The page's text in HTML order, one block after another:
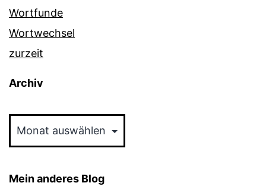
Wortfunde
Wortwechsel
zurzeit
Archiv
Mein anderes Blog